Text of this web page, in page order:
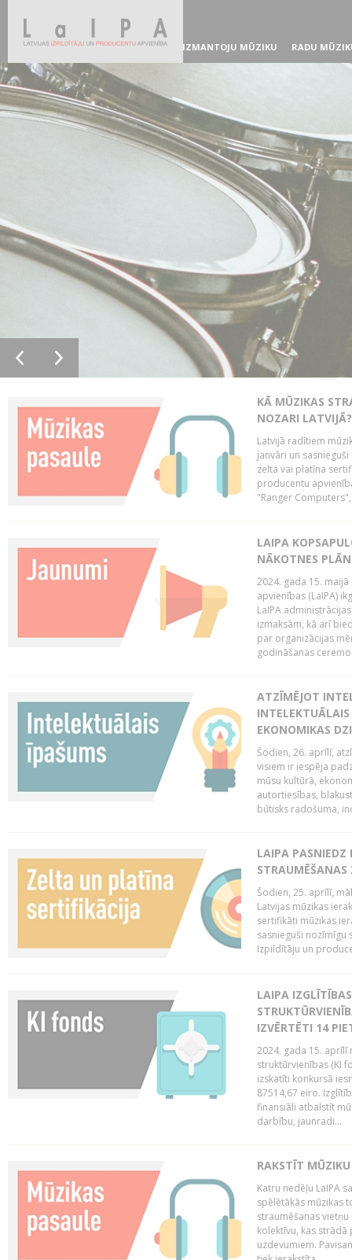
IZMANTOJU MŪZIKU RADU
KĀ MŪZIKAS
NOZARI LATVIJĀ?
Latvijā radītiem
janvāri un
zelta vai platīna
producentu
"Ranger
LAIPA
NĀKOTNES
2024. gada 15.
apvienības (LaIPA)
LaIPA
izmaksām, kā arī
par organizācijas
godināšanas
ATZĪMĒJOT
EKONOMIKAS
Šodien, 26. aprīlī,
visiem ir iespēja
mūsu kultūrā,
autortiesības,
būtisks radošuma,
LAIPA PASNIEDZ
Šodien, 25. aprīlī,
Latvijas mūzikas
sertifikāti mūzikas
sasnieguši nozīmīgu
Izpildītāju un
LAIPA
IZVĒRTĒTI 14
2024. gada 15. aprīlī
struktūrvienības (KI
izskatīti konkursā
87514,67 eiro.
finansiāli atbalstīt
darbību, jaunradi...
RAKSTĪT
Katru nedēļu LaIPA
spēlētākās mūzikas
straumēšanas
kolektīvu, kas
uzdevumiem.